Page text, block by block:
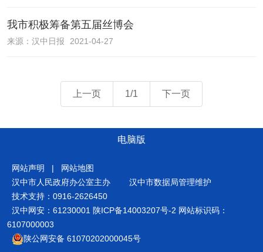
我市积极筹备第五届丝博会
来源： 汉中日报 2021-04-27
上一页 1/1 下一页
电脑版
网站声明 |
网站地图
汉中市人民政府办公室主办
汉中市数据局管理维护
技术支持：0916-2626450
汉中网安：61230001 陕ICP备14003207号-2 网站标识码：
6107000003
陕公网安备 61070202000045号